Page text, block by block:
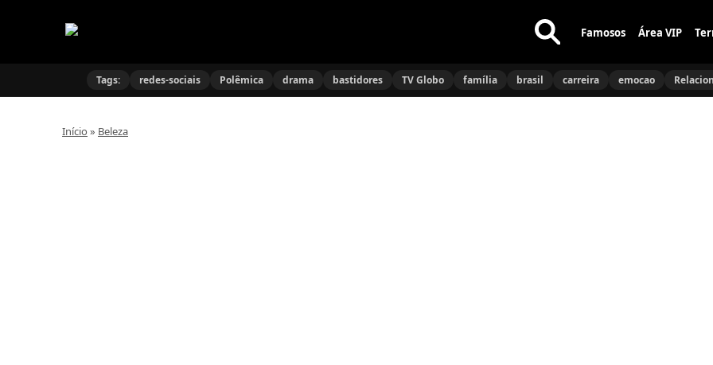
Buscar
no
Famosos Área VIP
Tags: redes-sociais Polêmica drama bastidores TV Globo família brasil carreira emocao
Início » Beleza